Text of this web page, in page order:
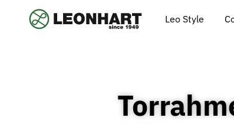
Leo Style